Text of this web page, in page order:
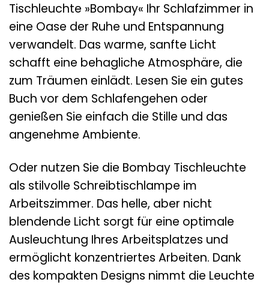
Tischleuchte »Bombay« Ihr Schlafzimmer in
eine Oase der Ruhe und Entspannung
verwandelt. Das warme, sanfte Licht
schafft eine behagliche Atmosphäre, die
zum Träumen einlädt. Lesen Sie ein gutes
Buch vor dem Schlafengehen oder
genießen Sie einfach die Stille und das
angenehme Ambiente.
Oder nutzen Sie die Bombay Tischleuchte
als stilvolle Schreibtischlampe im
Arbeitszimmer. Das helle, aber nicht
blendende Licht sorgt für eine optimale
Ausleuchtung Ihres Arbeitsplatzes und
ermöglicht konzentriertes Arbeiten. Dank
des kompakten Designs nimmt die Leuchte